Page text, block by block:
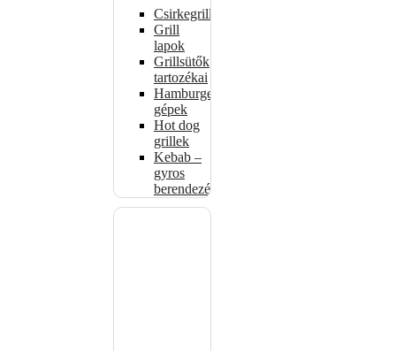
Csirkegrillek
Grill
lapok
Grillsütők
tartozékai
Hamburgerformázó
gépek
Hot dog
grillek
Kebab –
gyros
berendezés